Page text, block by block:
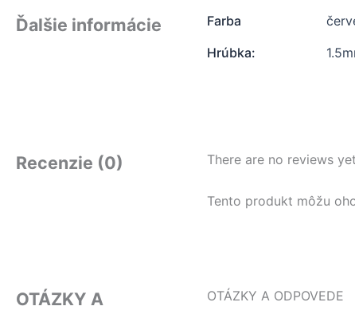
Ďalšie informácie Farba
Hrúbka:
Recenzie (0) There are no reviews yet
Tento produkt môžu
OTÁZKY A
OTÁZKY A ODPOVEDE